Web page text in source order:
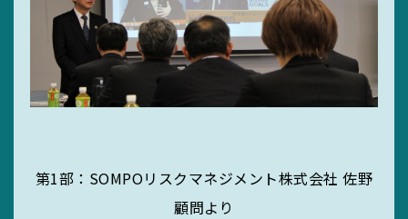
第1部：SOMPOリスクマネジメント株式会社 佐野
顧問より